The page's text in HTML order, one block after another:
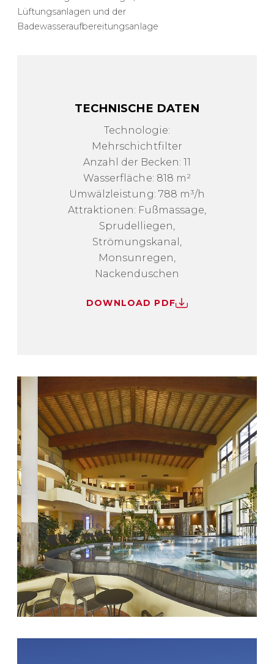
Lüftungsanlagen und der
Badewasseraufbereitungsanlage
TECHNISCHE DATEN
Technologie:
Mehrschichtfilter
Anzahl der Becken: 11
Wasserfläche: 818 m²
Umwälzleistung: 788 m³/h
Attraktionen: Fußmassage,
Sprudelliegen,
Strömungskanal,
Monsunregen,
Nackenduschen
DOWNLOAD PDF